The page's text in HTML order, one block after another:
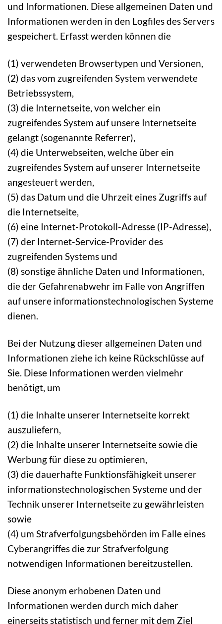
und Informationen. Diese allgemeinen Daten und
Informationen werden in den Logfiles des Servers
gespeichert. Erfasst werden können die
(1) verwendeten Browsertypen und Versionen,
(2) das vom zugreifenden System verwendete
Betriebssystem,
(3) die Internetseite, von welcher ein
zugreifendes System auf unsere Internetseite
gelangt (sogenannte Referrer),
(4) die Unterwebseiten, welche über ein
zugreifendes System auf unserer Internetseite
angesteuert werden,
(5) das Datum und die Uhrzeit eines Zugriffs auf
die Internetseite,
(6) eine Internet-Protokoll-Adresse (IP-Adresse),
(7) der Internet-Service-Provider des
zugreifenden Systems und
(8) sonstige ähnliche Daten und Informationen,
die der Gefahrenabwehr im Falle von Angriffen
auf unsere informationstechnologischen Systeme
dienen.
Bei der Nutzung dieser allgemeinen Daten und
Informationen ziehe ich keine Rückschlüsse auf
Sie. Diese Informationen werden vielmehr
benötigt, um
(1) die Inhalte unserer Internetseite korrekt
auszuliefern,
(2) die Inhalte unserer Internetseite sowie die
Werbung für diese zu optimieren,
(3) die dauerhafte Funktionsfähigkeit unserer
informationstechnologischen Systeme und der
Technik unserer Internetseite zu gewährleisten
sowie
(4) um Strafverfolgungsbehörden im Falle eines
Cyberangriffes die zur Strafverfolgung
notwendigen Informationen bereitzustellen.
Diese anonym erhobenen Daten und
Informationen werden durch mich daher
einerseits statistisch und ferner mit dem Ziel